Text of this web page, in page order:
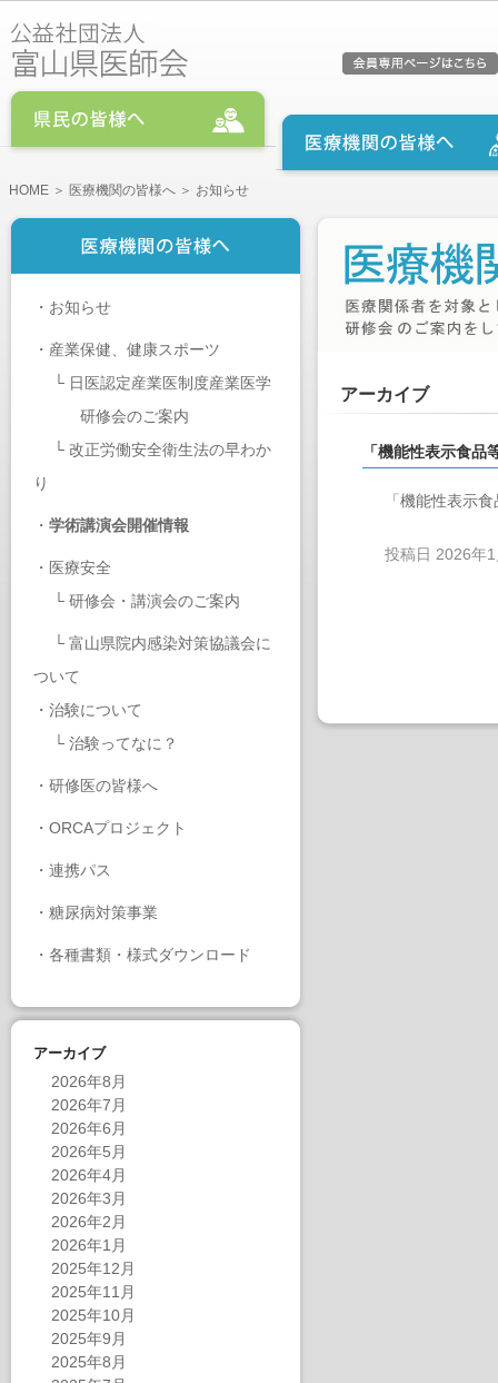
HOME ＞ 医療機関の皆様へ ＞ お知らせ
・ お知らせ
・ 産業保健、健康スポーツ
└ 日医認定産業医制度産業医学
研修会のご案内
└ 改正労働安全衛生法の早わか
り
・ 学術講演会開催情報
・ 医療安全
└ 研修会・講演会のご案内
└ 富山県院内感染対策協議会に
ついて
・ 治験について
└ 治験ってなに？
・ 研修医の皆様へ
・ ORCAプロジェクト
・ 連携パス
・ 糖尿病対策事業
・ 各種書類・様式ダウンロード
アーカイブ
2026年8月
2026年7月
2026年6月
2026年5月
2026年4月
2026年3月
2026年2月
2026年1月
2025年12月
2025年11月
2025年10月
2025年9月
2025年8月
アーカイブ
「機能性表示食
「機能性表示
投稿日 2026年